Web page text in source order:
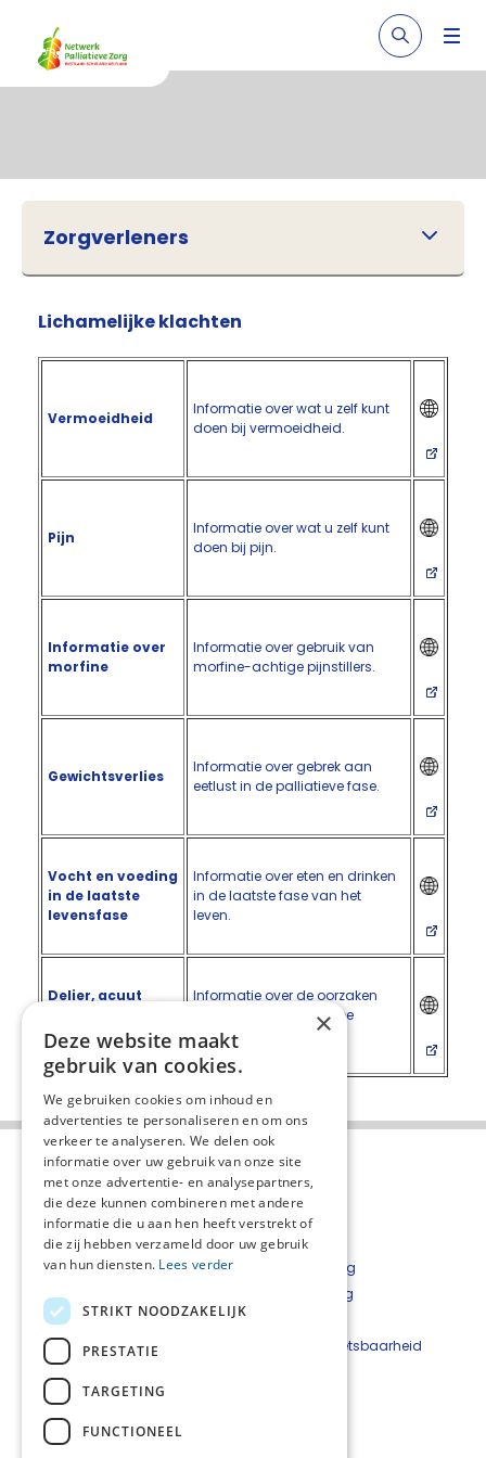
Zorgverleners
Lichamelijke klachten
Vermoeidheid
Informatie over wat u zelf kunt
doen bij vermoeidheid.
Pijn
Informatie over wat u zelf kunt
doen bij pijn.
Informatie over
morfine
Informatie over gebruik van
morfine-achtige pijnstillers.
Gewichtsverlies
Informatie over gebrek aan
eetlust in de palliatieve fase.
Vocht en voeding
in de laatste
levensfase
Informatie over eten en drinken
in de laatste fase van het
leven.
Delier, acuut
verwardheid
Informatie over de oorzaken
van verwardheid en hoe
hiermee om te gaan.
Over het netwerk
Over Palliaweb
Contact
Nieuwsbrief
Privacyverklaring
Cookieverklaring
Disclaimer
Beveiligingskwetsbaarheid
Contact:
Netwerkcoördinator: Nadja Alberto
×
Deze website maakt
gebruik van cookies.
We gebruiken cookies om inhoud en
advertenties te personaliseren en om ons
verkeer te analyseren. We delen ook
informatie over uw gebruik van onze site
met onze advertentie- en analysepartners,
die deze kunnen combineren met andere
informatie die u aan hen heeft verstrekt of
die zij hebben verzameld door uw gebruik
van hun diensten. Lees verder
STRIKT NOODZAKELIJK
PRESTATIE
TARGETING
FUNCTIONEEL